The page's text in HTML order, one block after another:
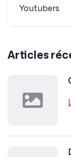
Youtubers
Articles